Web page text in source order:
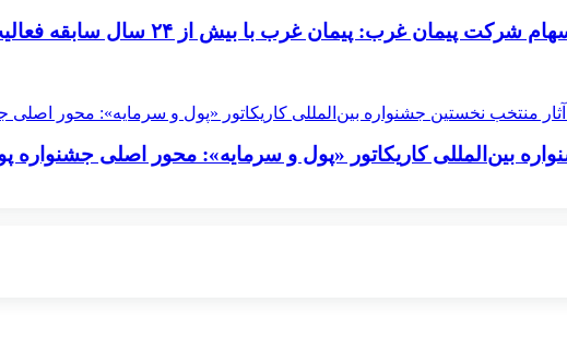
با بیش از ۲۴ سال سابقه فعالیت در صنعت برق و نیرو کشور حضور دارد
بین‌المللی کاریکاتور «پول و سرمایه»: محور اصلی جشنواره